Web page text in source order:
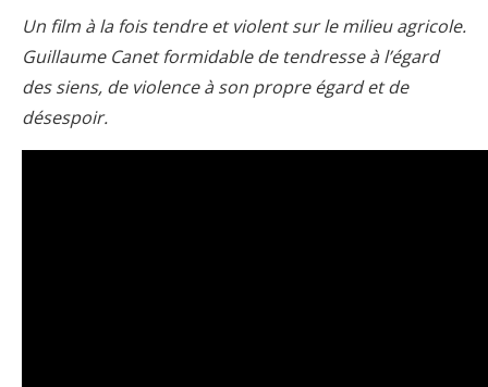
Un film à la fois tendre et violent sur le milieu agricole.
Guillaume Canet formidable de tendresse à l’égard
des siens, de violence à son propre égard et de
désespoir.